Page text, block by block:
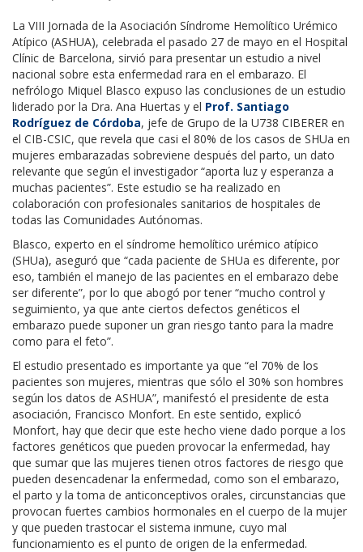
La VIII Jornada de la Asociación Síndrome Hemolítico Urémico
Atípico (ASHUA), celebrada el pasado 27 de mayo en el Hospital
Clínic de Barcelona, sirvió para presentar un estudio a nivel
nacional sobre esta enfermedad rara en el embarazo. El
nefrólogo Miquel Blasco expuso las conclusiones de un estudio
liderado por la Dra. Ana Huertas y el Prof. Santiago
Rodríguez de Córdoba, jefe de Grupo de la U738 CIBERER en
el CIB-CSIC, que revela que casi el 80% de los casos de SHUa en
mujeres embarazadas sobreviene después del parto, un dato
relevante que según el investigador “aporta luz y esperanza a
muchas pacientes”. Este estudio se ha realizado en
colaboración con profesionales sanitarios de hospitales de
todas las Comunidades Autónomas.
Blasco, experto en el síndrome hemolítico urémico atípico
(SHUa), aseguró que “cada paciente de SHUa es diferente, por
eso, también el manejo de las pacientes en el embarazo debe
ser diferente”, por lo que abogó por tener “mucho control y
seguimiento, ya que ante ciertos defectos genéticos el
embarazo puede suponer un gran riesgo tanto para la madre
como para el feto”.
El estudio presentado es importante ya que “el 70% de los
pacientes son mujeres, mientras que sólo el 30% son hombres
según los datos de ASHUA”, manifestó el presidente de esta
asociación, Francisco Monfort. En este sentido, explicó
Monfort, hay que decir que este hecho viene dado porque a los
factores genéticos que pueden provocar la enfermedad, hay
que sumar que las mujeres tienen otros factores de riesgo que
pueden desencadenar la enfermedad, como son el embarazo,
el parto y la toma de anticonceptivos orales, circunstancias que
provocan fuertes cambios hormonales en el cuerpo de la mujer
y que pueden trastocar el sistema inmune, cuyo mal
funcionamiento es el punto de origen de la enfermedad.